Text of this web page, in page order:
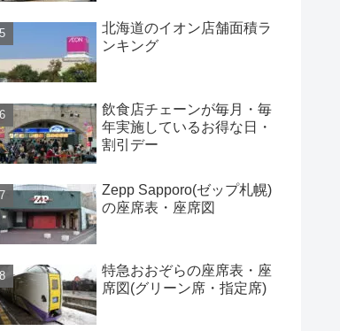
北海道のイオン店舗面積ラ
ンキング
飲食店チェーンが毎月・毎
年実施しているお得な日・
割引デー
Zepp Sapporo(ゼップ札幌)
の座席表・座席図
特急おおぞらの座席表・座
席図(グリーン席・指定席)